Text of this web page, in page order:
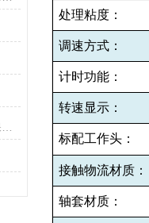
处理粘度：
调速方式：
计时功能：
转速显示：
标配工作头：
接触物流材质：
轴套材质：